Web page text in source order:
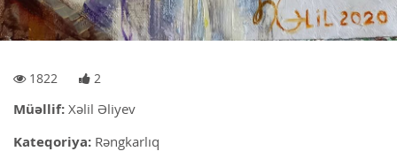
1822 2
Müəllif: Xəlil Əliyev
Kateqoriya: Rəngkarlıq